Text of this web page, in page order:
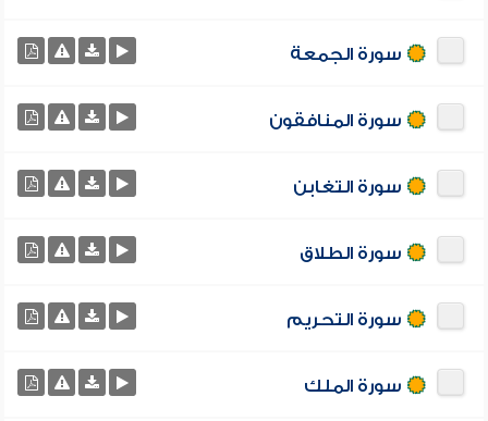
سورة الجمعة
سورة المنافقون
سورة التغابن
سورة الطلاق
سورة التحريم
سورة الملك